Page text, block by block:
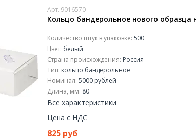
Арт. 9016570
Кольцо бандерольное нового образца
Количество штук в упаковке: 500
Цвет: белый
Страна происхождения: Россия
Тип: кольцо бандерольное
Номинал: 5000 рублей
Длина, мм: 80
Все характеристики
Цена с НДС
825 руб